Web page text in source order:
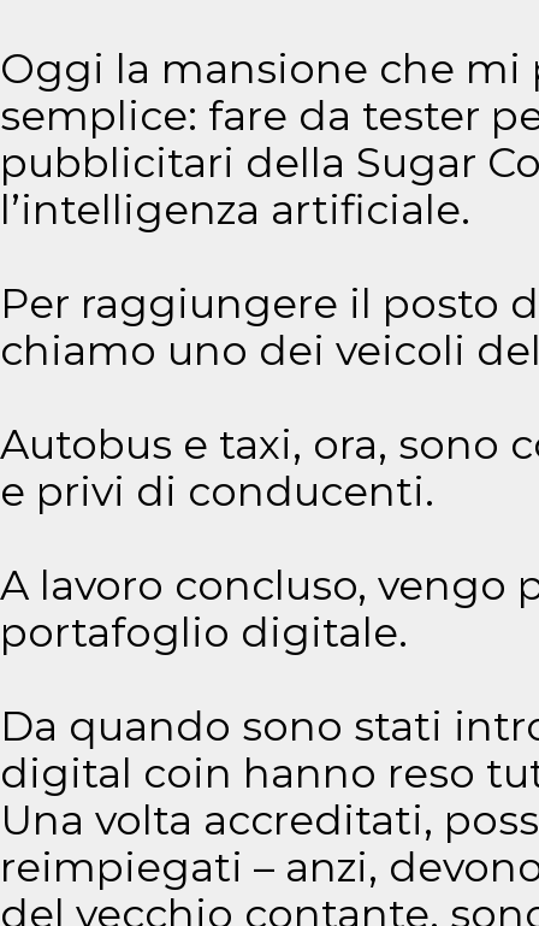
Oggi la mansione che mi
semplice: fare da tester
pubblicitari della Sugar
l’intelligenza artificiale.
Per raggiungere il posto
chiamo uno dei veicoli
Autobus e taxi, ora, sono
e privi di conducenti.
A lavoro concluso,
portafoglio digitale.
Da quando sono stati
digital coin hanno reso
Una volta accreditati,
reimpiegati – anzi,
del vecchio contante,